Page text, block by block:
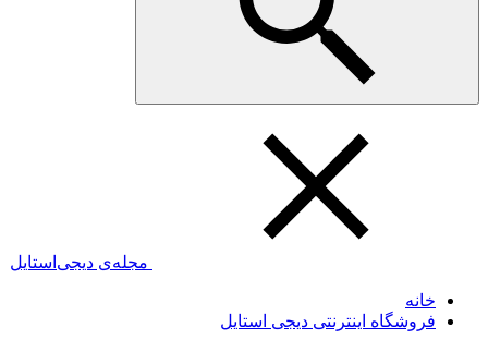
مجله‌ی دیجی‌استایل
خانه
فروشگاه اینترنتی دیجی استایل